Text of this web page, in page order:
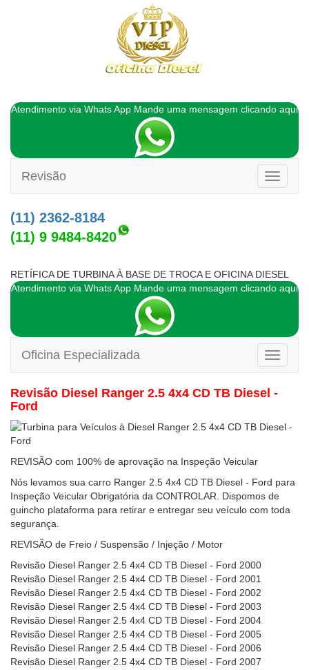
Atendimento via Whats App Mande uma mensagem clicando aqui
Toggle
Revisão
(11) 2362-8184
(11) 9 9484-8420
RETÍFICA DE TURBINA À BASE DE TROCA E OFICINA DIESEL
Atendimento via Whats App Mande uma mensagem clicando aqui
Toggle
Oficina Especializada
Revisão Diesel Ranger 2.5 4x4 CD TB Diesel -
Ford
REVISÃO com 100% de aprovação na Inspeção Veicular
Nós levamos sua carro Ranger 2.5 4x4 CD TB Diesel - Ford para
Inspeção Veicular Obrigatória da CONTROLAR. Dispomos de
guincho plataforma para retirar e entregar seu veículo com toda
segurança.
REVISÃO de Freio / Suspensão / Injeção / Motor
Revisão Diesel Ranger 2.5 4x4 CD TB Diesel - Ford 2000
Revisão Diesel Ranger 2.5 4x4 CD TB Diesel - Ford 2001
Revisão Diesel Ranger 2.5 4x4 CD TB Diesel - Ford 2002
Revisão Diesel Ranger 2.5 4x4 CD TB Diesel - Ford 2003
Revisão Diesel Ranger 2.5 4x4 CD TB Diesel - Ford 2004
Revisão Diesel Ranger 2.5 4x4 CD TB Diesel - Ford 2005
Revisão Diesel Ranger 2.5 4x4 CD TB Diesel - Ford 2006
Revisão Diesel Ranger 2.5 4x4 CD TB Diesel - Ford 2007